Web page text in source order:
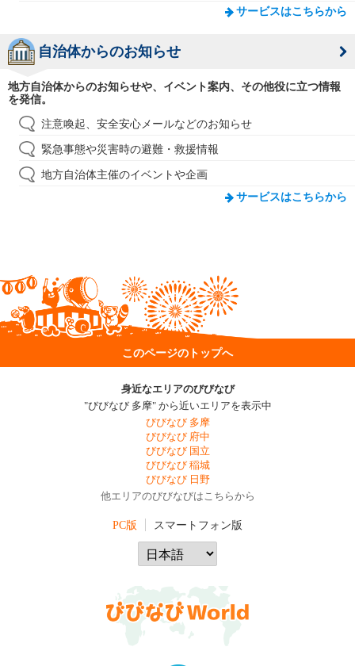
サービスはこちらから
自治体からのお知らせ
地方自治体からのお知らせや、イベント案内、その他役に立つ情報
を発信。
注意喚起、安全安心メールなどのお知らせ
緊急事態や災害時の避難・救援情報
地方自治体主催のイベントや企画
サービスはこちらから
このページのトップへ
身近なエリアのびびなび
"びびなび 多摩" から近いエリアを表示中
びびなび 多摩
びびなび 府中
びびなび 国立
びびなび 稲城
びびなび 日野
他エリアのびびなびはこちらから
PC版 スマートフォン版